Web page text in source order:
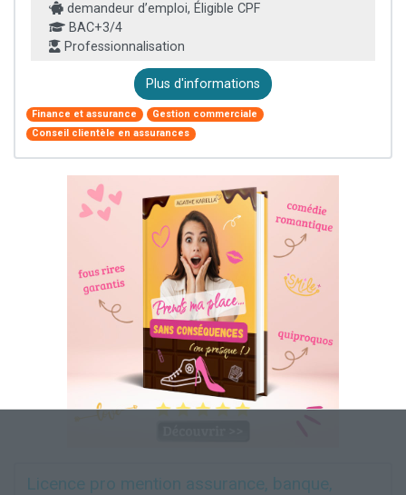
demandeur d’emploi, Éligible CPF
BAC+3/4
Professionnalisation
Plus d'informations
Finance et assurance
Gestion commerciale
Conseil clientèle en assurances
Licence pro mention assurance, banque,